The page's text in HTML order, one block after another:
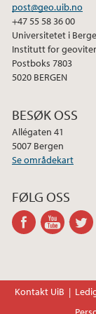
post@geo.uib.no
+47 55 58 36 00
Universitetet i
Institutt for
Postboks 7803
5020 BERGEN
BESØK OSS
Allégaten 41
5007 Bergen
Se områdekart
FØLG OSS
facebook
Kontakt UiB